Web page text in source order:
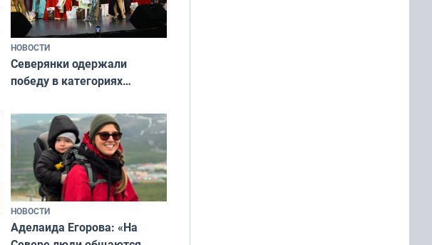
НОВОСТИ
Северянки одержали
победу в категориях
«Мисс и Миссис Великая
Русь»
НОВОСТИ
Аделаида Егорова: «На